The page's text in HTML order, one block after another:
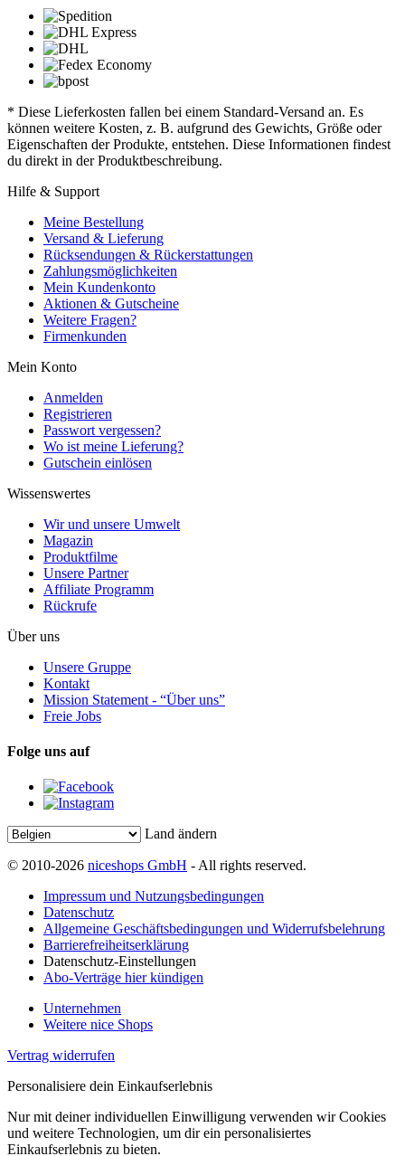
* Diese Lieferkosten fallen bei einem Standard-Versand an. Es
können weitere Kosten, z. B. aufgrund des Gewichts, Größe oder
Eigenschaften der Produkte, entstehen. Diese Informationen findest
du direkt in der Produktbeschreibung.
Hilfe & Support
Meine Bestellung
Versand & Lieferung
Rücksendungen & Rückerstattungen
Zahlungsmöglichkeiten
Mein Kundenkonto
Aktionen & Gutscheine
Weitere Fragen?
Firmenkunden
Mein Konto
Anmelden
Registrieren
Passwort vergessen?
Wo ist meine Lieferung?
Gutschein einlösen
Wissenswertes
Wir und unsere Umwelt
Magazin
Produktfilme
Unsere Partner
Affiliate Programm
Rückrufe
Über uns
Unsere Gruppe
Kontakt
Mission Statement - “Über uns”
Freie Jobs
Folge uns auf
Land ändern
© 2010-2026 niceshops GmbH - All rights reserved.
Impressum und Nutzungsbedingungen
Datenschutz
Allgemeine Geschäftsbedingungen und Widerrufsbelehrung
Barrierefreiheitserklärung
Datenschutz-Einstellungen
Abo-Verträge hier kündigen
Unternehmen
Weitere nice Shops
Vertrag widerrufen
Personalisiere dein Einkaufserlebnis
Nur mit deiner individuellen Einwilligung verwenden wir Cookies
und weitere Technologien, um dir ein personalisiertes
Einkaufserlebnis zu bieten.